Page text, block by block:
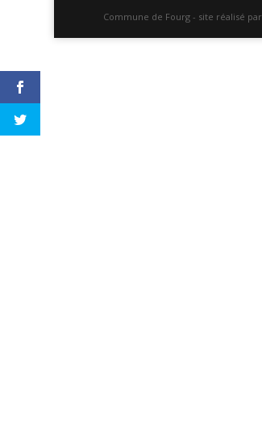
Commune de Fourg - site réalisé par